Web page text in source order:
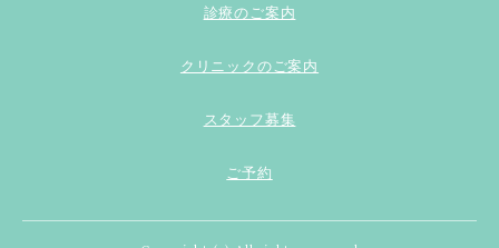
診療のご案内
クリニックのご案内
スタッフ募集
ご予約